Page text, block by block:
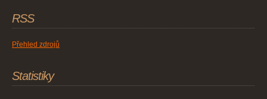
RSS
Přehled zdrojů
Statistiky